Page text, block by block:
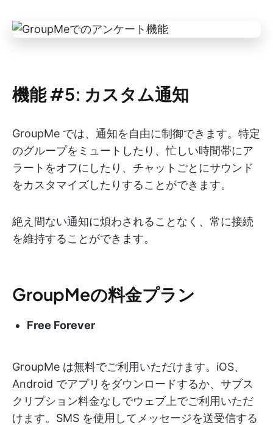
機能 #5: カスタム通知
GroupMe では、通知を自由に制御できます。特定
のグループをミュートしたり、忙しい時間帯にア
ラートをオフにしたり、チャットごとにサウンド
をカスタマイズしたりすることができます。
絶え間ない通知に煩わされることなく、常に接続
を維持することができます。
GroupMeの料金プラン
Free Forever
GroupMe は無料でご利用いただけます。iOS、
Android でアプリをダウンロードするか、サブス
クリプション料金なしでウェブ上でご利用いただ
けます。SMS を使用してメッセージを送受信する